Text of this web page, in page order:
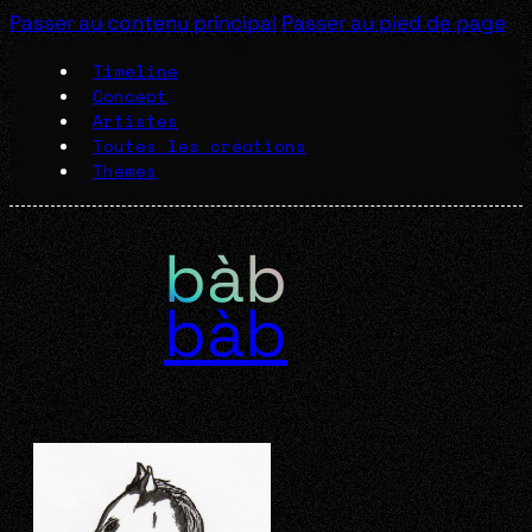
Passer au contenu principal Passer au pied de page
Timeline
Concept
Artistes
Toutes les créations
Thèmes
bàb